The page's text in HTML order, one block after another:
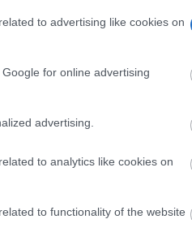
to advertising like cookies on
for online advertising
advertising.
to analytics like cookies on
to functionality of the website
Poveda, durante la